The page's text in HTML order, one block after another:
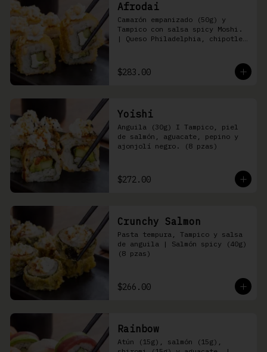
Afrodai
Camarón empanizado (50g) y
Tampico con salsa spicy Moshi.
| Queso Philadelphia, chipotle,
$283.00
Yoishi
Anguila (30g) I Tampico, piel
de salmón, aguacate, pepino y
ajonjolí negro. (8 pzas)
$272.00
Crunchy Salmon
Pasta tempura, Tampico y salsa
de anguila | Salmón spicy (40g)
(8 pzas)
$266.00
Rainbow
Atún (15g), salmón (15g),